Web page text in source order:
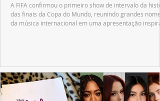
A FIFA confirmou o primeiro show de intervalo da
das finais da Copa do Mundo, reunindo grandes nomes
da música internacional em uma apresentação